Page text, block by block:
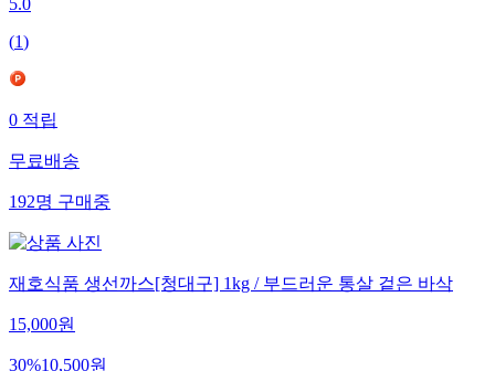
5.0
(1)
0적립
무료배송
192명구매중
재호식품 생선까스[청대구] 1kg / 부드러운 통살 겉은 바삭
15,000원